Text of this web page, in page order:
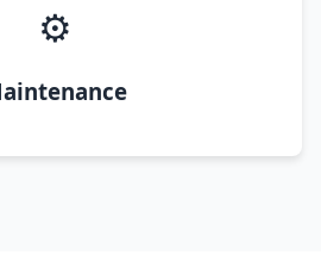
⚙️